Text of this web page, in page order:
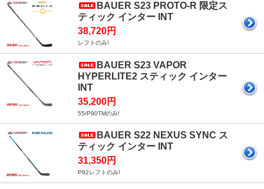
BAUER S23 PROTO-R 限定ス
ティック インター INT
38,720円
レフトのみ!
BAUER S23 VAPOR
HYPERLITE2 スティック インター
INT
35,200円
55/P90TMのみ!
BAUER S22 NEXUS SYNC ス
ティック インター INT
31,350円
P92レフトのみ!